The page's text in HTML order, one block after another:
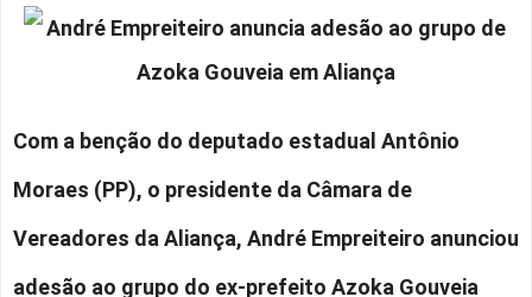
Com a benção do deputado estadual Antônio
Moraes (PP), o presidente da Câmara de
Vereadores da Aliança, André Empreiteiro anunciou
adesão ao grupo do ex-prefeito Azoka Gouveia